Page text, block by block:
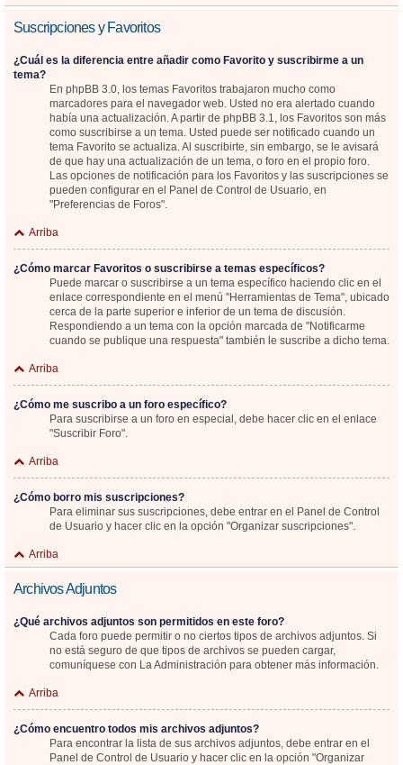
Suscripciones y Favoritos
¿Cuál es la diferencia entre añadir como Favorito y suscribirme a un
tema?
En phpBB 3.0, los temas Favoritos trabajaron mucho como
marcadores para el navegador web. Usted no era alertado cuando
había una actualización. A partir de phpBB 3.1, los Favoritos son más
como suscribirse a un tema. Usted puede ser notificado cuando un
tema Favorito se actualiza. Al suscribirte, sin embargo, se le avisará
de que hay una actualización de un tema, o foro en el propio foro.
Las opciones de notificación para los Favoritos y las suscripciones se
pueden configurar en el Panel de Control de Usuario, en
"Preferencias de Foros".
Arriba
¿Cómo marcar Favoritos o suscribirse a temas específicos?
Puede marcar o suscribirse a un tema específico haciendo clic en el
enlace correspondiente en el menú "Herramientas de Tema", ubicado
cerca de la parte superior e inferior de un tema de discusión.
Respondiendo a un tema con la opción marcada de "Notificarme
cuando se publique una respuesta" también le suscribe a dicho tema.
Arriba
¿Cómo me suscribo a un foro específico?
Para suscribirse a un foro en especial, debe hacer clic en el enlace
"Suscribir Foro".
Arriba
¿Cómo borro mis suscripciones?
Para eliminar sus suscripciones, debe entrar en el Panel de Control
de Usuario y hacer clic en la opción "Organizar suscripciones".
Arriba
Archivos Adjuntos
¿Qué archivos adjuntos son permitidos en este foro?
Cada foro puede permitir o no ciertos tipos de archivos adjuntos. Si
no está seguro de que tipos de archivos se pueden cargar,
comuníquese con La Administración para obtener más información.
Arriba
¿Cómo encuentro todos mis archivos adjuntos?
Para encontrar la lista de sus archivos adjuntos, debe entrar en el
Panel de Control de Usuario y hacer clic en la opción "Organizar